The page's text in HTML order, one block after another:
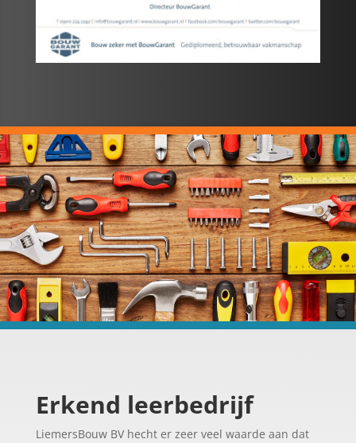
Erkend leerbedrijf
LiemersBouw BV hecht er zeer veel waarde aan dat